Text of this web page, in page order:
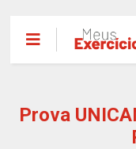
Prova